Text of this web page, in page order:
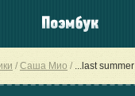
Саша Мио ...last summer